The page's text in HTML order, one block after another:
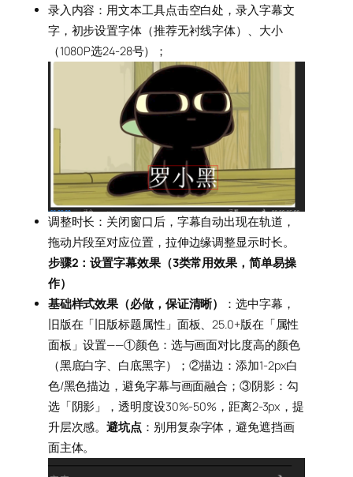
录入内容：用文本工具点击空白处，录入字幕文
字，初步设置字体（推荐无衬线字体）、大小
（1080P选24-28号）；
调整时长：关闭窗口后，字幕自动出现在轨道，
拖动片段至对应位置，拉伸边缘调整显示时长。
步骤2：设置字幕效果（3类常用效果，简单易操
作）
基础样式效果（必做，保证清晰）
：选中字幕，
旧版在「旧版标题属性」面板、25.0+版在「属性
面板」设置——①颜色：选与画面对比度高的颜色
（黑底白字、白底黑字）；②描边：添加1-2px白
色/黑色描边，避免字幕与画面融合；③阴影：勾
选「阴影」，透明度设30%-50%，距离2-3px，提
升层次感。避坑点 ：别用复杂字体，避免遮挡画
面主体。